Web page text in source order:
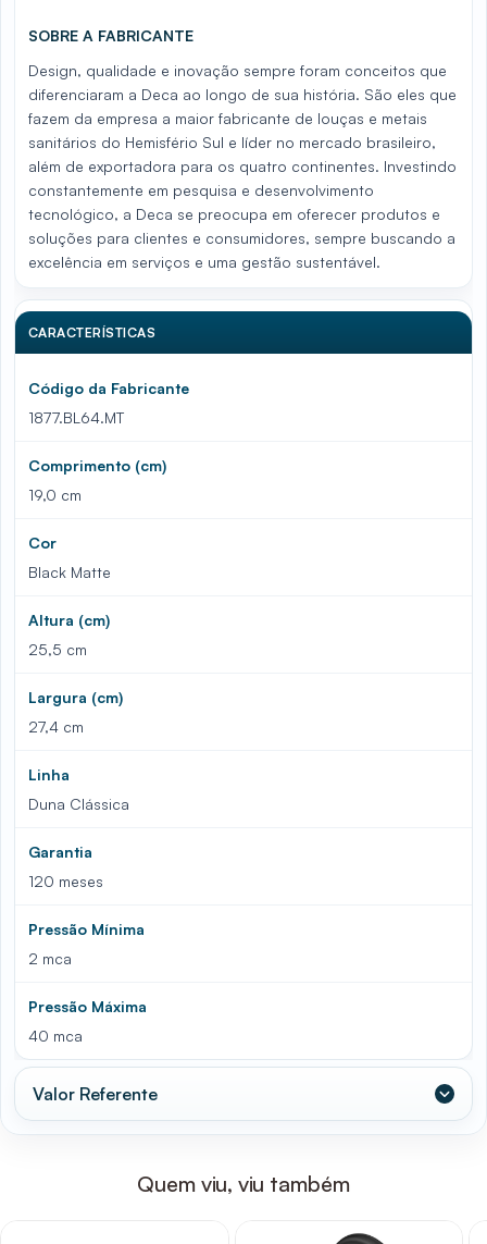
SOBRE A FABRICANTE
Design, qualidade e inovação sempre foram conceitos que
diferenciaram a Deca ao longo de sua história. São eles que
fazem da empresa a maior fabricante de louças e metais
sanitários do Hemisfério Sul e líder no mercado brasileiro,
além de exportadora para os quatro continentes. Investindo
constantemente em pesquisa e desenvolvimento
tecnológico, a Deca se preocupa em oferecer produtos e
soluções para clientes e consumidores, sempre buscando a
excelência em serviços e uma gestão sustentável.
CARACTERÍSTICAS
Código da Fabricante
1877.BL64.MT
Comprimento (cm)
19,0 cm
Cor
Black Matte
Altura (cm)
25,5 cm
Largura (cm)
27,4 cm
Linha
Duna Clássica
Garantia
120 meses
Pressão Mínima
2 mca
Pressão Máxima
40 mca
Valor Referente
Quem viu, viu também